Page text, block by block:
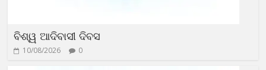
ବିଶ୍ୱ ଆଦିବାସୀ ଦିବସ
10/08/2026 0